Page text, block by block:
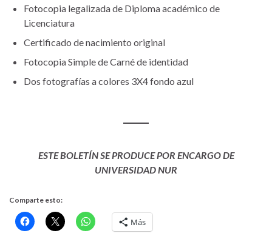
Fotocopia legalizada de Diploma académico de
Licenciatura
Certificado de nacimiento original
Fotocopia Simple de Carné de identidad
Dos fotografías a colores 3X4 fondo azul
ESTE BOLETÍN SE PRODUCE POR ENCARGO DE
UNIVERSIDAD NUR
Comparte esto:
Más